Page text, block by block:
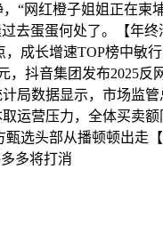
“网红橙子姐姐正在柬
蛋蛋何处了。【年终
成长增速TOP榜中敏
抖音集团发布2025
局数据显示，市场监
运营压力，全体买卖
选头部从播顿顿出走
多将打消